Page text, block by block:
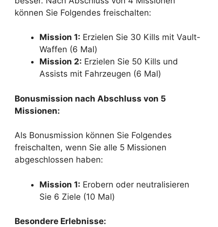
können Sie Folgendes freischalten:
Mission 1: Erzielen Sie 30 Kills mit Vault-
Waffen (6 Mal)
Mission 2: Erzielen Sie 50 Kills und
Assists mit Fahrzeugen (6 Mal)
Bonusmission nach Abschluss von 5
Missionen:
Als Bonusmission können Sie Folgendes
freischalten, wenn Sie alle 5 Missionen
abgeschlossen haben:
Mission 1: Erobern oder neutralisieren
Sie 6 Ziele (10 Mal)
Besondere Erlebnisse: